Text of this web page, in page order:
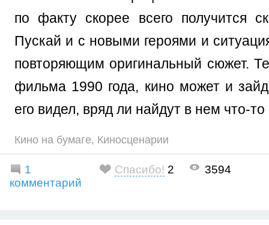
по факту скорее всего получится
Пускай и с новыми героями и
повторяющим оригинальный сюжет.
фильма 1990 года, кино может и
его видел, вряд ли найдут в нем что-
Кино на бумаге, Киносценарии
1
комментарий
Спасибо! 2 3594